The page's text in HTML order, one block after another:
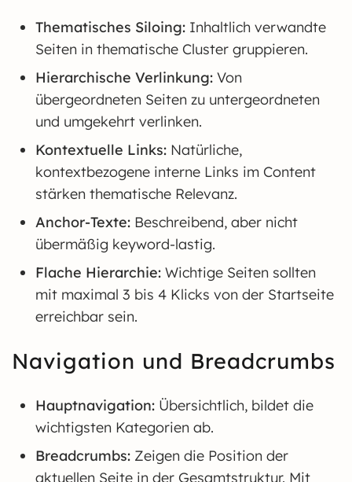
Thematisches Siloing: Inhaltlich verwandte
Seiten in thematische Cluster gruppieren.
Hierarchische Verlinkung: Von
übergeordneten Seiten zu untergeordneten
und umgekehrt verlinken.
Kontextuelle Links: Natürliche,
kontextbezogene interne Links im Content
stärken thematische Relevanz.
Anchor-Texte: Beschreibend, aber nicht
übermäßig keyword-lastig.
Flache Hierarchie: Wichtige Seiten sollten
mit maximal 3 bis 4 Klicks von der Startseite
erreichbar sein.
Navigation und Breadcrumbs
Hauptnavigation: Übersichtlich, bildet die
wichtigsten Kategorien ab.
Breadcrumbs: Zeigen die Position der
aktuellen Seite in der Gesamtstruktur. Mit